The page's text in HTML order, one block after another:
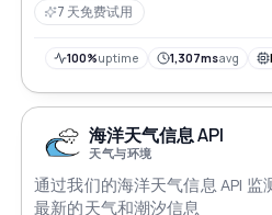
7 天免费试用
100%uptime 1,307msavg
海洋天气信息 API
天气与环境
通过我们的海洋天气信息 API
最新的天气和潮汐信息